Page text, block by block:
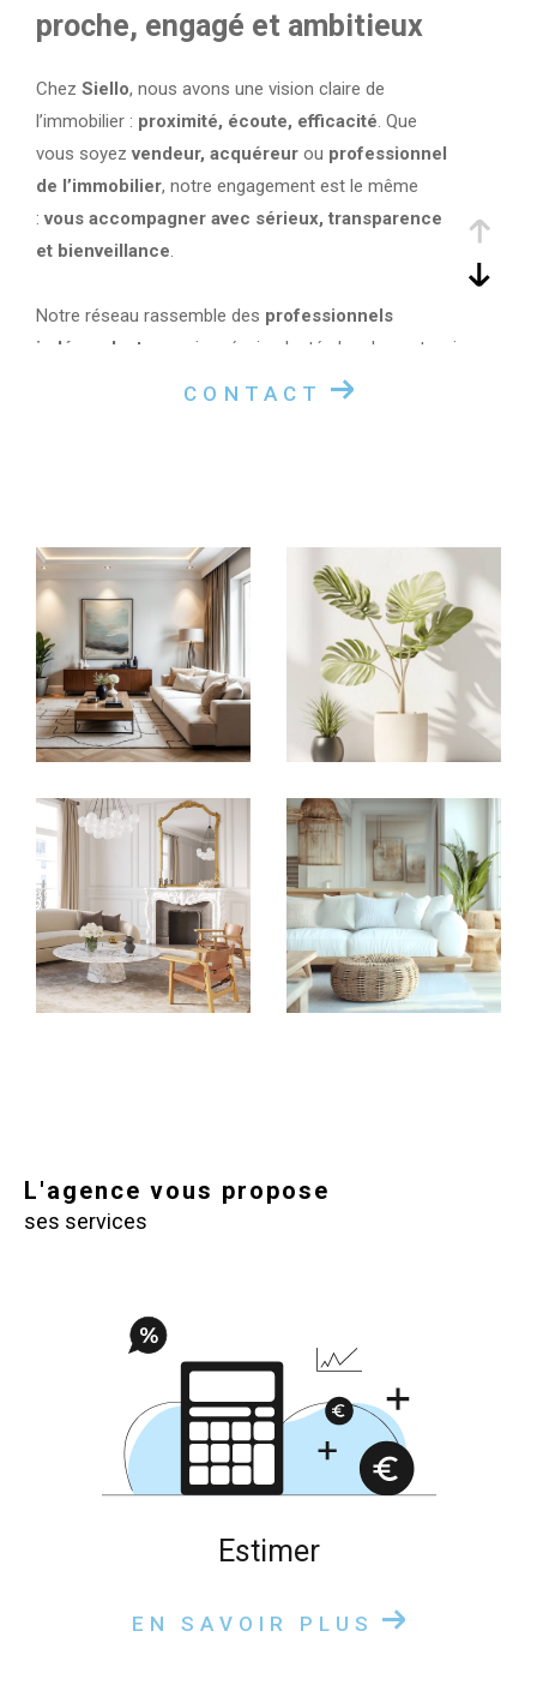
proche, engagé et ambitieux
Chez Siello, nous avons une vision claire de
l’immobilier : proximité, écoute, efficacité . Que
vous soyezvendeur, acquéreur ou professionnel
de l’immobilier, notre engagement est le même
:vous accompagner avec sérieux, transparence
et bienveillance
Notre réseau rassemble des professionnels
indépendants
passionnés, implantés localement, qui
connaissent parfaitement leur secteur et partagent
CONTACT
L'agence vous propose
ses services
estimer
EN SAVOIR PLUS